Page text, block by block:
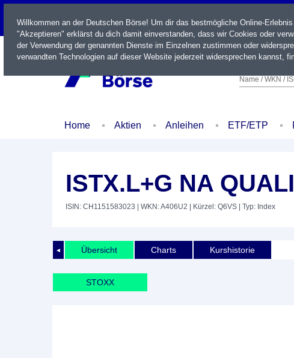
LIVE
Name / WKN /
Home Aktien Anleihen ETF/ETP
ISTX.L+G NA
ISIN: CH1151583023 | WKN: A406U2 | Kürzel: Q6VS | Typ: Index
◄ Übersicht Charts Kurshistorie
STOXX
Willkommen an der Deutschen Börse! Um dir das bestmögliche Online-
"Akzeptieren" erklärst du dich damit einverstanden, dass wir Cookies oder
der Verwendung der genannten Dienste im Einzelnen zustimmen oder
verwandten Technologien auf dieser Website jederzeit widersprechen kannst,